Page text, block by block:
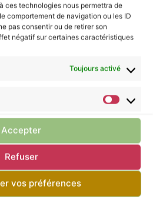
ces technologies nous permettra de
comportement de navigation ou les ID
pas consentir ou de retirer son
négatif sur certaines caractéristiques
Toujours activé
Accepter
Refuser
vos préférences